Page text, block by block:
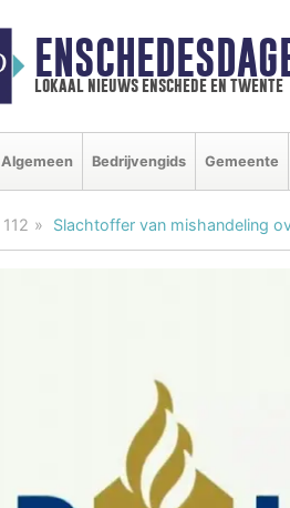
lokaal nieuws enschede en twente
Algemeen Bedrijvengids Gemeente
112 Slachtoffer van mishandeling